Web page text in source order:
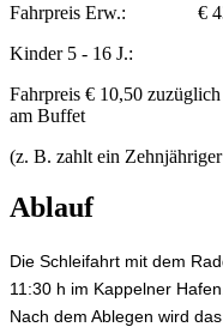
Fahrpreis Erw.: €
Kinder 5 - 16 J.:
Fahrpreis € 10,50
am Buffet
(z. B. zahlt ein
Ablauf
Die Schleifahrt mit dem
11:30 h im Kappelner Hafen.
Nach dem Ablegen wird